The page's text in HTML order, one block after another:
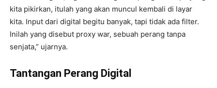
kita pikirkan, itulah yang akan muncul kembali di layar
kita. Input dari digital begitu banyak, tapi tidak ada filter.
Inilah yang disebut proxy war, sebuah perang tanpa
senjata,” ujarnya.
Tantangan Perang Digital